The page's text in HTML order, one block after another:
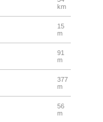
km
15
m
91
m
377
m
56
m